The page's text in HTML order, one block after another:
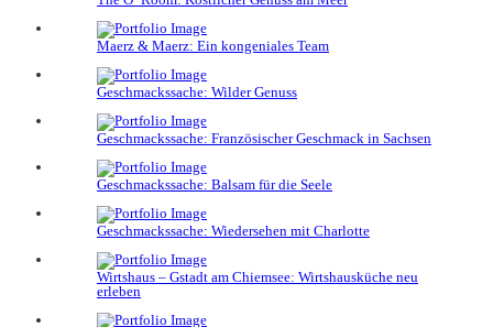
Maerz & Maerz: Ein kongeniales Team
Geschmackssache: Wilder Genuss
Geschmackssache: Französischer Geschmack in Sachsen
Geschmackssache: Balsam für die Seele
Geschmackssache: Wiedersehen mit Charlotte
Wirtshaus – Gstadt am Chiemsee: Wirtshausküche neu
erleben